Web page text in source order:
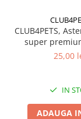
CLUB4PETS,
super
pisici, Active
25,00
IN
ADAUGA